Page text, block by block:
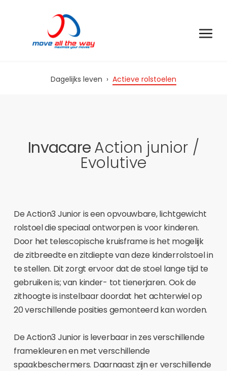
Dagelijks leven › Actieve rolstoelen
InvacareAction junior /
Evolutive
De Action3 Junior is een opvouwbare, lichtgewicht
rolstoel die speciaal ontworpen is voor kinderen.
Door het telescopische kruisframe is het mogelijk
de zitbreedte en zitdiepte van deze kinderrolstoel in
te stellen. Dit zorgt ervoor dat de stoel lange tijd te
gebruiken is; van kinder- tot tienerjaren. Ook de
zithoogte is instelbaar doordat het achterwiel op
20 verschillende posities gemonteerd kan worden.
De Action3 Junior is leverbaar in zes verschillende
framekleuren en met verschillende
spaakbeschermers. Daarnaast zijn er verschillende